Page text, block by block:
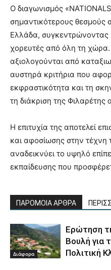
Ο διαγωνισμός
σημαντικότερους
Ελλάδα,
χορευτές από όλη τη χώρα.
αξιολογούνται από
αυστηρά κριτήρια που
εκφραστικότητα και τη
τη διάκριση της Φιλαρέτης
Η επιτυχία της αποτελεί
και αφοσίωσης στην
αναδεικνύει το υψηλό
εκπαίδευσης που
ΠΑΡΟΜΟΙΑ ΑΡΘΡΑ
Διάφορα
Ερώτηση
Βουλή για
Πολιτική